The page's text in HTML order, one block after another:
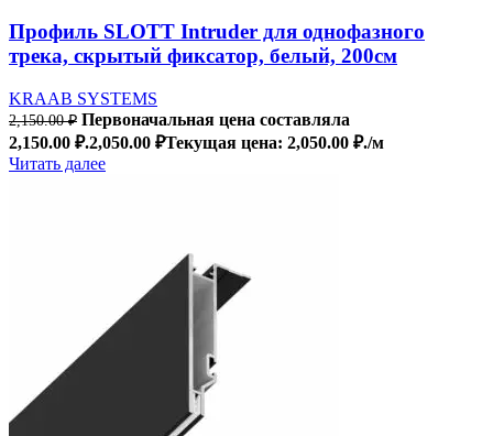
Профиль SLOTT Intruder для однофазного
трека, скрытый фиксатор, белый, 200см
KRAAB SYSTEMS
2,150.00₽ Первоначальная цена составляла
2,150.00 ₽.2,050.00 ₽Текущая цена: 2,050.00 ₽./м
Читать далее